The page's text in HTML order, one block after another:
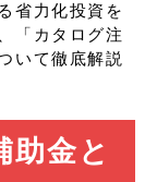
省力化投資を
「カタログ注
いて徹底解説
助金と